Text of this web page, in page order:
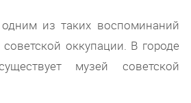
из таких воспоминаний
оккупации. В городе
музей советской